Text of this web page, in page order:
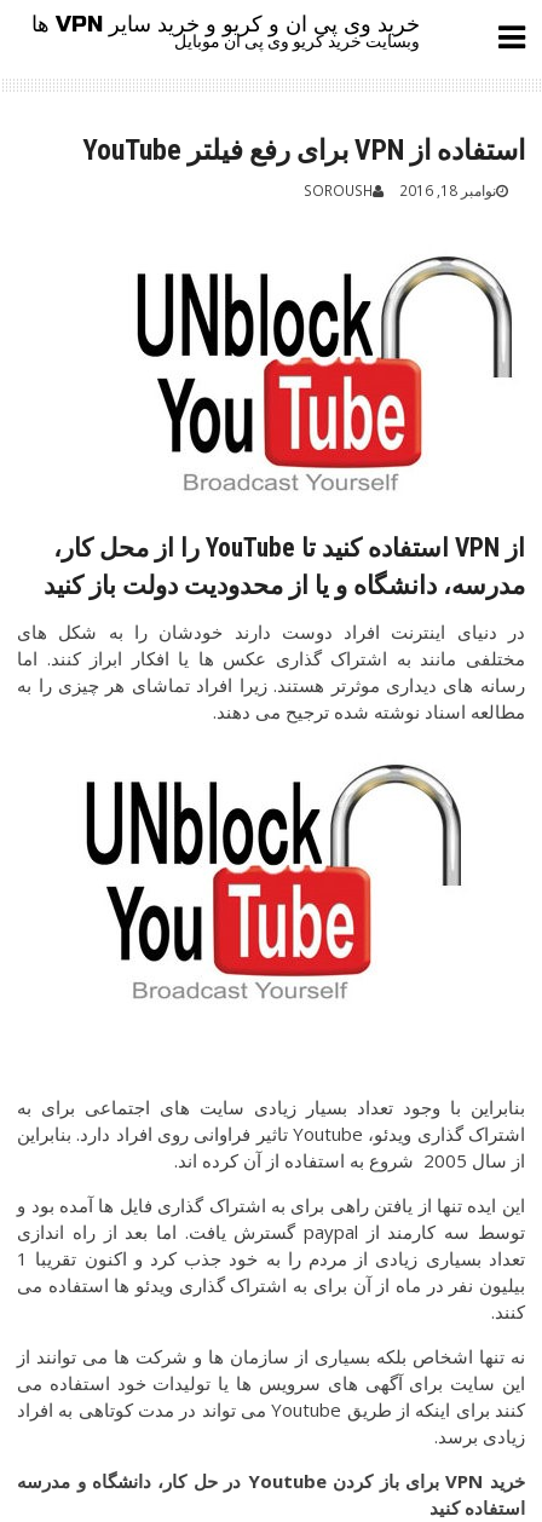
to
خرید وی پی ان و کریو و خرید سایر VPN ها
وبسایت خرید کریو وی پی ان موبایل
استفاده از VPN برای رفع فیلتر YouTube
نوامبر 18, 2016 SOROUSH
از VPN استفاده کنید تا YouTube را از محل کار،
مدرسه، دانشگاه و یا از محدودیت دولت باز کنید
در دنیای اینترنت افراد دوست دارند خودشان را به شکل های
مختلفی مانند به اشتراک گذاری عکس ها یا افکار ابراز کنند. اما
رسانه های دیداری موثرتر هستند. زیرا افراد تماشای هر چیزی را به
مطالعه اسناد نوشته شده ترجیح می دهند.
بنابراین با وجود تعداد بسیار زیادی سایت های اجتماعی برای به
اشتراک گذاری ویدئو، Youtube تاثیر فراوانی روی افراد دارد. بنابراین
از سال 2005 شروع به استفاده از آن کرده اند.
این ایده تنها از یافتن راهی برای به اشتراک گذاری فایل ها آمده بود و
توسط سه کارمند از paypal گسترش یافت. اما بعد از راه اندازی
تعداد بسیاری زیادی از مردم را به خود جذب کرد و اکنون تقریبا 1
بیلیون نفر در ماه از آن برای به اشتراک گذاری ویدئو ها استفاده می
کنند.
نه تنها اشخاص بلکه بسیاری از سازمان ها و شرکت ها می توانند از
این سایت برای آگهی های سرویس ها یا تولیدات خود استفاده می
کنند برای اینکه از طریق Youtube می تواند در مدت کوتاهی به افراد
زیادی برسد.
خرید VPN
برای باز کردن Youtube در حل کار، دانشگاه و مدرسه
استفاده کنید